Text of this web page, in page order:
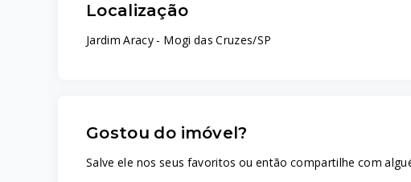
Localização
Jardim Aracy - Mogi das Cruzes/SP
Gostou do imóvel?
Salve ele nos seus favoritos ou então compartilhe com